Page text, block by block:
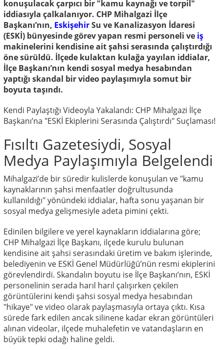
konuşulacak çarpıcı bir "kamu kaynağı ve torpil"
iddiasıyla çalkalanıyor. CHP Mihalgazi İlçe
Başkanı’nın, EskişehirSu ve Kanalizasyon İdaresi
(ESKİ) bünyesinde görev yapan resmi personeli ve iş
makinelerini kendisine ait şahsi serasında çalıştırdığı
öne sürüldü. İlçede kulaktan kulağa yayılan iddialar,
İlçe Başkanı’nın kendi sosyal medya hesabından
yaptığı skandal bir video paylaşımıyla somut bir
boyuta taşındı.
Kendi Paylaştığı Videoyla Yakalandı: CHP Mihalgazi İlçe
Başkanı’na "ESKİ Ekiplerini Serasında Çalıştırdı" Suçlaması!
Fısıltı Gazetesiydi, Sosyal
Medya Paylaşımıyla Belgelendi
Mihalgazi’de bir süredir kulislerde konuşulan ve "kamu
kaynaklarının şahsi menfaatler doğrultusunda
kullanıldığı" yönündeki iddialar, hafta sonu yaşanan bir
sosyal medya gelişmesiyle adeta pimini çekti.
Edinilen bilgilere ve yerel kaynakların iddialarına göre;
CHP Mihalgazi İlçe Başkanı, ilçede kurulu bulunan
kendisine ait şahsi serasındaki üretim ve bakım işlerinde,
belediyenin ve ESKİ Genel Müdürlüğü’nün resmi ekiplerini
görevlendirdi. Skandalın boyutu ise İlçe Başkanı’nın, ESKİ
personelinin serada harıl harıl çalışırken çekilen
görüntülerini kendi şahsi sosyal medya hesabından
"hikaye" ve video olarak paylaşmasıyla ortaya çıktı. Kısa
sürede fark edilen ancak silinene kadar ekran görüntüleri
alınan videolar, ilçede muhalefetin ve vatandaşların en
büyük tepki odağı haline geldi.